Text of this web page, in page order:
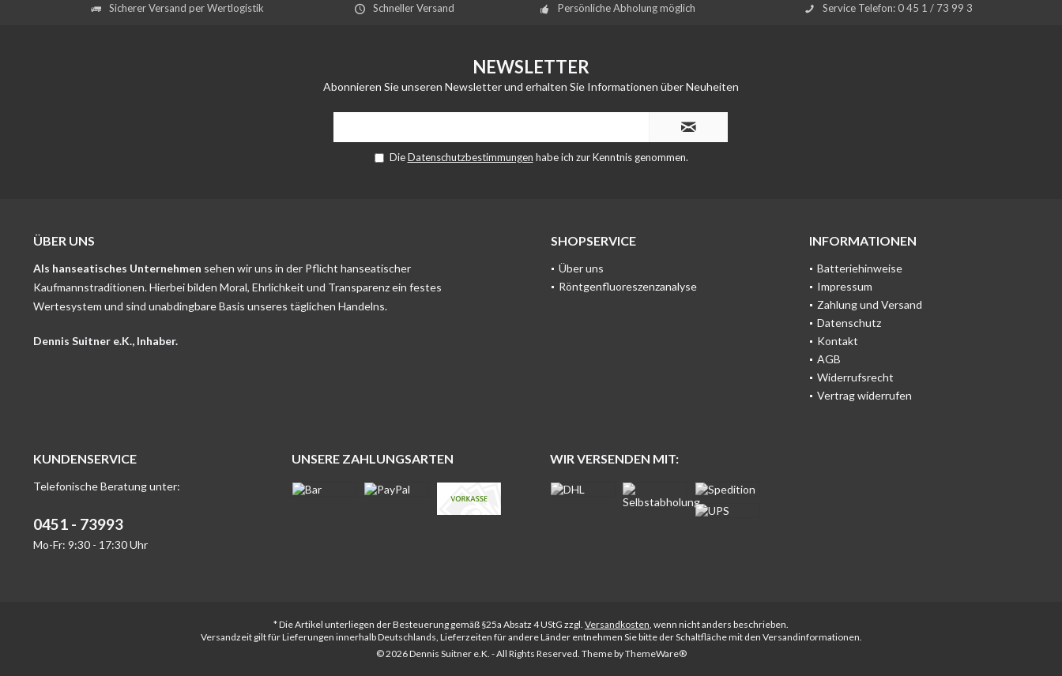
Sicherer Versand per Wertlogistik Schneller Versand Persönliche Abholung möglich Service Telefon: 0 45 1 / 73 99 3
NEWSLETTER
Abonnieren Sie unseren Newsletter und erhalten Sie Informationen über Neuheiten
DieDatenschutzbestimmungen habe ich zur Kenntnis genommen.
ÜBER UNS
Als hanseatisches Unternehmen sehen wir uns in der Pflicht hanseatischer
Kaufmannstraditionen. Hierbei bilden Moral, Ehrlichkeit und Transparenz ein festes
Wertesystem und sind unabdingbare Basis unseres täglichen Handelns.
Dennis Suitner e.K., Inhaber.
SHOPSERVICE
Über uns
Röntgenfluoreszenzanalyse
INFORMATIONEN
Batteriehinweise
Impressum
Zahlung und Versand
Datenschutz
Kontakt
AGB
Widerrufsrecht
Vertrag widerrufen
KUNDENSERVICE
Telefonische Beratung unter:
0451 - 73993
Mo-Fr: 9:30 - 17:30 Uhr
UNSERE ZAHLUNGSARTEN WIR VERSENDEN MIT:
* Die Artikel unterliegen der Besteuerung gemäß §25a Absatz 4 UStG zzgl. Versandkosten, wenn nicht anders beschrieben.
Versandzeit gilt für Lieferungen innerhalb Deutschlands, Lieferzeiten für andere Länder entnehmen Sie bitte der Schaltfläche mit den Versandinformationen.
© 2026 Dennis Suitner e.K. - All Rights Reserved. Theme byThemeWare®